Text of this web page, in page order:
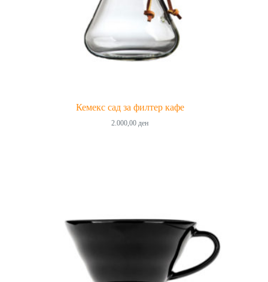
Кемекс сад за филтер кафе
2.000,00ден